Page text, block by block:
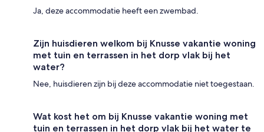
Ja, deze accommodatie heeft een zwembad.
Zijn huisdieren welkom bij Knusse vakantie woning
met tuin en terrassen in het dorp vlak bij het
water?
Nee, huisdieren zijn bij deze accommodatie niet toegestaan.
Wat kost het om bij Knusse vakantie woning met
tuin en terrassen in het dorp vlak bij het water te